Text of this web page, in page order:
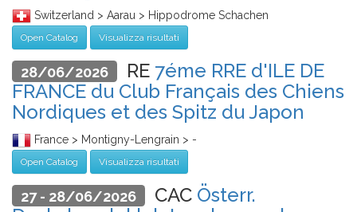
Switzerland > Aarau > Hippodrome Schachen
Open Catalog Visualizza risultati
28/06/2026 RE 7éme RRE d'ILE DE
FRANCE du Club Français des Chiens
Nordiques et des Spitz du Japon
France > Montigny-Lengrain > -
Open Catalog Visualizza risultati
27 - 28/06/2026 CAC Österr.